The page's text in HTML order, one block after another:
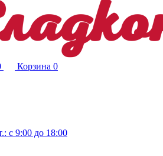
Корзина 0
с 9:00 до 18:00